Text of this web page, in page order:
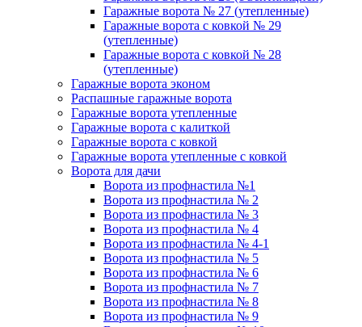
Гаражные ворота № 27 (утепленные)
Гаражные ворота с ковкой № 29
(утепленные)
Гаражные ворота с ковкой № 28
(утепленные)
Гаражные ворота эконом
Распашные гаражные ворота
Гаражные ворота утепленные
Гаражные ворота c калиткой
Гаражные ворота с ковкой
Гаражные ворота утепленные с ковкой
Ворота для дачи
Ворота из профнастила №1
Ворота из профнастила № 2
Ворота из профнастила № 3
Ворота из профнастила № 4
Ворота из профнастила № 4-1
Ворота из профнастила № 5
Ворота из профнастила № 6
Ворота из профнастила № 7
Ворота из профнастила № 8
Ворота из профнастила № 9